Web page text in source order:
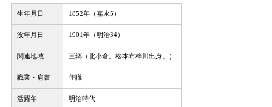
生年月日 1852年（嘉永5）
没年月日 1901年（明治34）
関連地域 三郷（北小倉。松本市梓川出身。）
職業・肩書 住職
活躍年 明治時代